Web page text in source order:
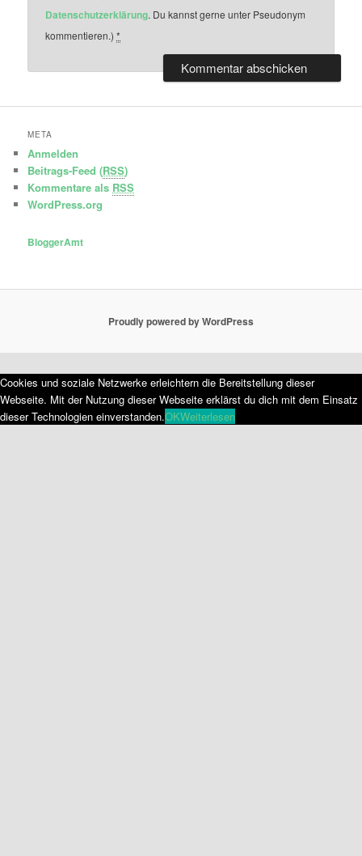
Datenschutzerklärung. Du kannst gerne unter Pseudonym
kommentieren.)*
META
Anmelden
Beitrags-Feed (RSS)
Kommentare als RSS
WordPress.org
BloggerAmt
Proudly powered by WordPress
Cookies und soziale Netzwerke erleichtern die Bereitstellung dieser
Webseite. Mit der Nutzung dieser Webseite erklärst du dich mit dem Einsatz
dieser Technologien einverstanden.OKWeiterlesen